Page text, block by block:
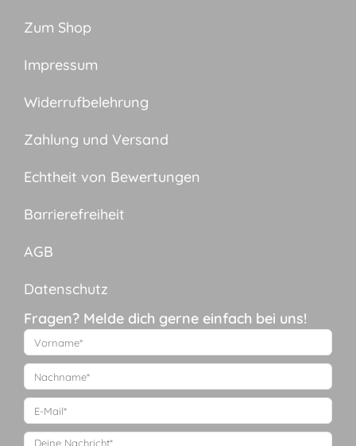
Zum Shop
Impressum
Widerrufbelehrung
Zahlung und Versand
Echtheit von Bewertungen
Barrierefreiheit
AGB
Datenschutz
Fragen? Melde dich gerne einfach bei uns!